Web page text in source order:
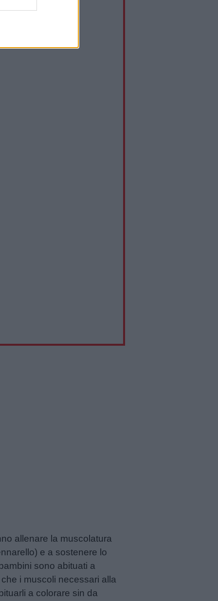
allenare la muscolatura
e a sostenere lo
sono abituati a
i muscoli necessari alla
a colorare sin da